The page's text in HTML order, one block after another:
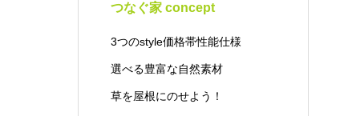
つなぐ家 concept
3つのstyle価格帯性能仕様
選べる豊富な自然素材
草を屋根にのせよう！